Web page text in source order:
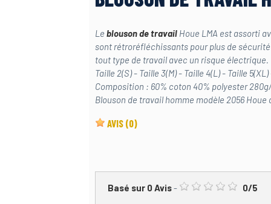
Le blouson de travailHoue LMA est assorti
sont rétroréfléchissants pour plus de
tout type de travail avec un risque électrique.
Taille 2(S) - Taille 3(M) - Taille 4(L) - Taille
Composition : 60% coton 40% polyester
Blouson de travail homme modèle 2056 Houe
AVIS (0)
Basé sur 0Avis- 0/5